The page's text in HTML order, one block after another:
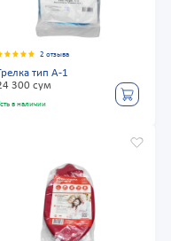
2 отзыва
тип А-1
300 сум
в наличии